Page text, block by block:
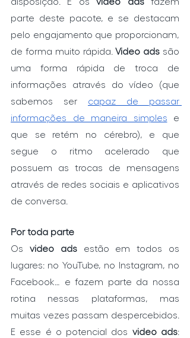
parte deste pacote, e se destacam
pelo engajamento que proporcionam,
de forma muito rápida. Video ads são
uma forma rápida de troca de
informações através do vídeo (que
sabemos ser capaz de passar
informações de maneira simples e
que se retém no cérebro), e que
segue o ritmo acelerado que
possuem as trocas de mensagens
através de redes sociais e aplicativos
de conversa.
Por toda parte
Os video ads estão em todos os
lugares: no YouTube, no Instagram, no
Facebook… e fazem parte da nossa
rotina nessas plataformas, mas
muitas vezes passam despercebidos.
E esse é o potencial dos video ads: